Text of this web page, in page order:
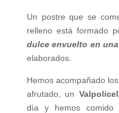
Un postre que se
relleno está formado
dulce envuelto en
elaborados.
Hemos acompañado
afrutado, un
día y hemos